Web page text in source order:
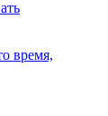
время,